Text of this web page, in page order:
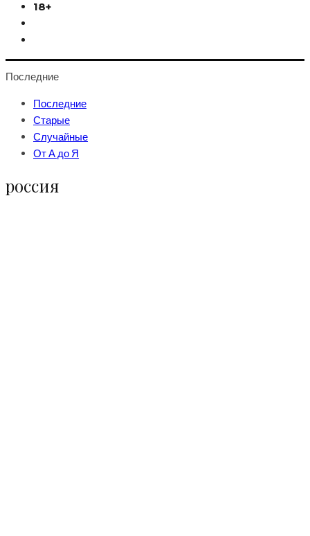
18+
Последние
Последние
Старые
Случайные
От А до Я
россия